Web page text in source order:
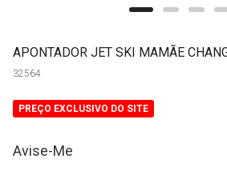
APONTADOR JET SKI MAMÃE
32564
PREÇO EXCLUSIVO DO SITE
Avise-Me